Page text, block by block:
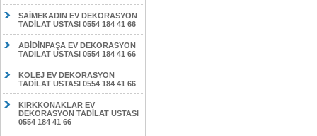
SAİMEKADIN EV DEKORASYON
TADİLAT USTASI 0554 184 41 66
ABİDİNPAŞA EV DEKORASYON
TADİLAT USTASI 0554 184 41 66
KOLEJ EV DEKORASYON
TADİLAT USTASI 0554 184 41 66
KIRKKONAKLAR EV
DEKORASYON TADİLAT USTASI
0554 184 41 66